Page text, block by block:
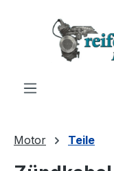
Zum Hauptinhalt
Motor Teile